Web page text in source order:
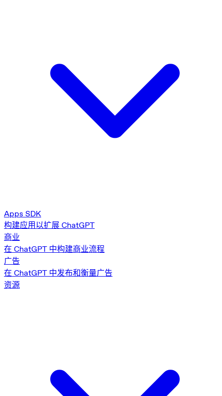
Apps SDK
构建应用以扩展 ChatGPT
商业
在 ChatGPT 中构建商业流程
广告
在 ChatGPT 中发布和衡量广告
资源